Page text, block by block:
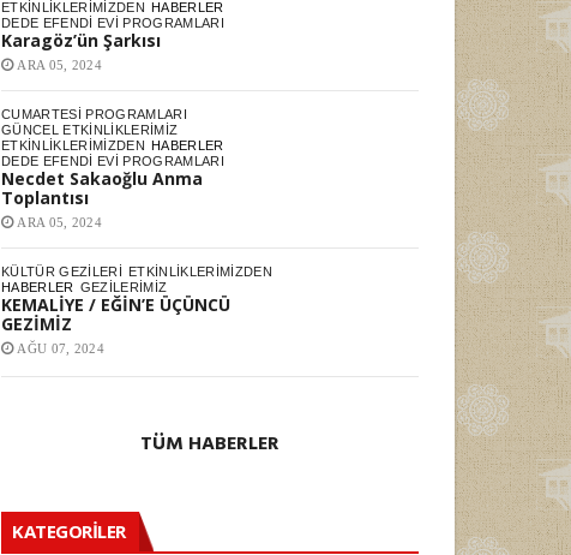
ETKINLIKLERIMIZDEN HABERLER
DEDE EFENDI EVI PROGRAMLARI
Karagöz’ün Şarkısı
ARA 05, 2024
CUMARTESI PROGRAMLARI
GÜNCEL ETKINLIKLERIMIZ
ETKINLIKLERIMIZDEN HABERLER
DEDE EFENDI EVI PROGRAMLARI
Necdet Sakaoğlu Anma
Toplantısı
ARA 05, 2024
KÜLTÜR GEZILERI ETKINLIKLERIMIZDEN
HABERLER GEZILERIMIZ
KEMALİYE / EĞİN’E ÜÇÜNCÜ
GEZİMİZ
AĞU 07, 2024
TÜM HABERLER
KATEGORILER